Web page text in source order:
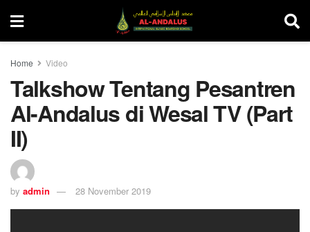
Home Video
Talkshow Tentang Pesantren
Al-Andalus di Wesal TV (Part
II)
by admin 28 November 2019